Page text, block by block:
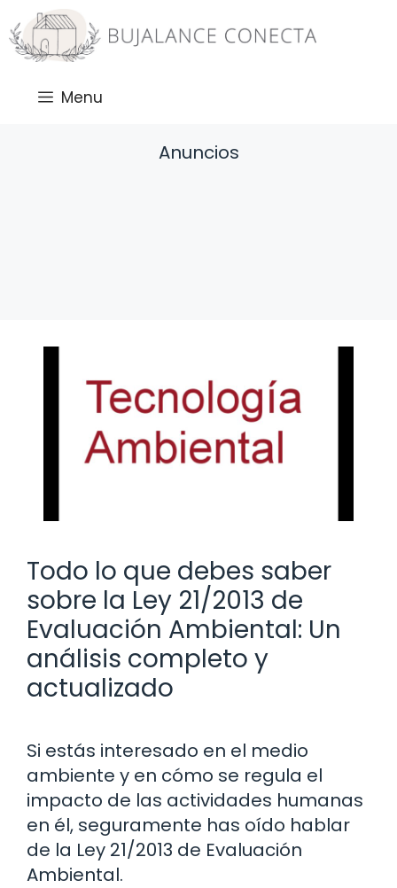
Saltar
al
contenido
Menu
Anuncios
Todo lo que debes saber
sobre la Ley 21/2013 de
Evaluación Ambiental: Un
análisis completo y
actualizado
Si estás interesado en el medio
ambiente y en cómo se regula el
impacto de las actividades humanas
en él, seguramente has oído hablar
de la Ley 21/2013 de Evaluación
Ambiental.